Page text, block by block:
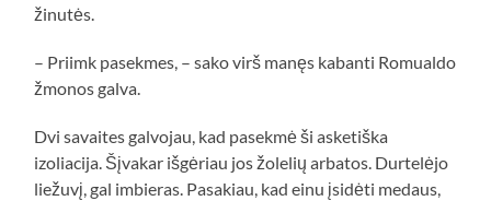
žinutės.
– Priimk pasekmes, – sako virš manęs kabanti Romualdo
žmonos galva.
Dvi savaites galvojau, kad pasekmė ši asketiška
izoliacija. Šįvakar išgėriau jos žolelių arbatos. Durtelėjo
liežuvį, gal imbieras. Pasakiau, kad einu įsidėti medaus,